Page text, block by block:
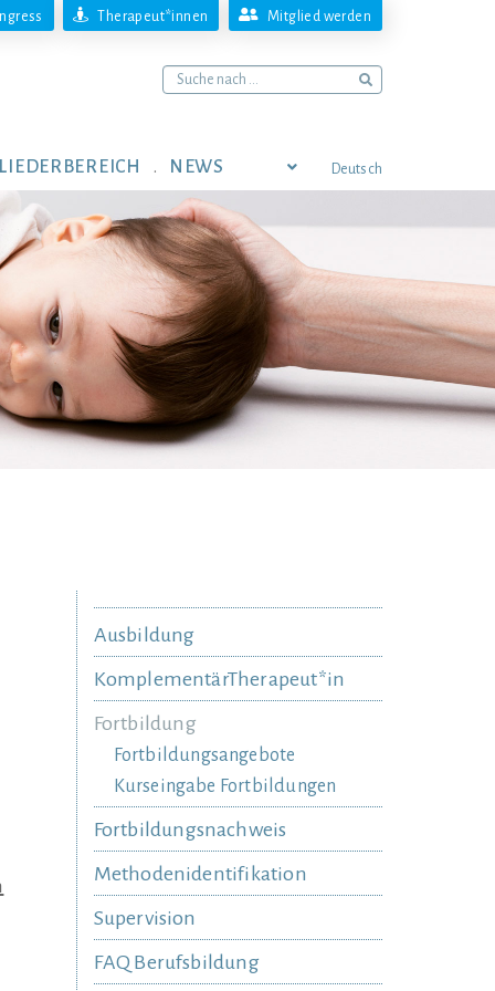
Therapeut*innen Mitglied werden
NEWS Deutsch
Ausbildung
KomplementärTherapeut*in
Fortbildung
Fortbildungsangebote
Kurseingabe Fortbildungen
Fortbildungsnachweis
Methodenidentifikation
Supervision
FAQ Berufsbildung